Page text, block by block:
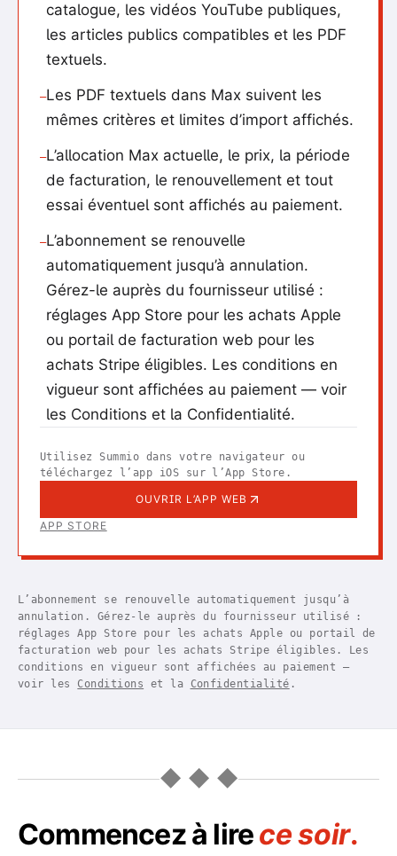
catalogue, les vidéos YouTube publiques,
les articles publics compatibles et les PDF
textuels.
—Les PDF textuels dans Max suivent les
mêmes critères et limites d’import affichés.
—L’allocation Max actuelle, le prix, la période
de facturation, le renouvellement et tout
essai éventuel sont affichés au paiement.
—L’abonnement se renouvelle
automatiquement jusqu’à annulation.
Gérez-le auprès du fournisseur utilisé :
réglages App Store pour les achats Apple
ou portail de facturation web pour les
achats Stripe éligibles. Les conditions en
vigueur sont affichées au paiement — voir
les Conditions et la Confidentialité.
Utilisez Summio dans votre navigateur ou
téléchargez l’app iOS sur l’App Store.
OUVRIR L’APP WEB
APP STORE
L’abonnement se renouvelle automatiquement jusqu’à
annulation. Gérez-le auprès du fournisseur utilisé :
réglages App Store pour les achats Apple ou portail de
facturation web pour les achats Stripe éligibles. Les
conditions en vigueur sont affichées au paiement —
voir les Conditions et la Confidentialité .
◆ ◆ ◆
Commencez à lirece soir.